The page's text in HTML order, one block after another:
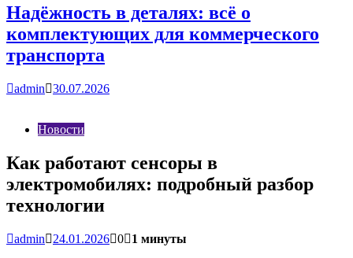
Надёжность в деталях: всё о
комплектующих для коммерческого
транспорта
admin 30.07.2026
Новости
Как работают сенсоры в
электромобилях: подробный разбор
технологии
admin 24.01.2026 0
1 минуты